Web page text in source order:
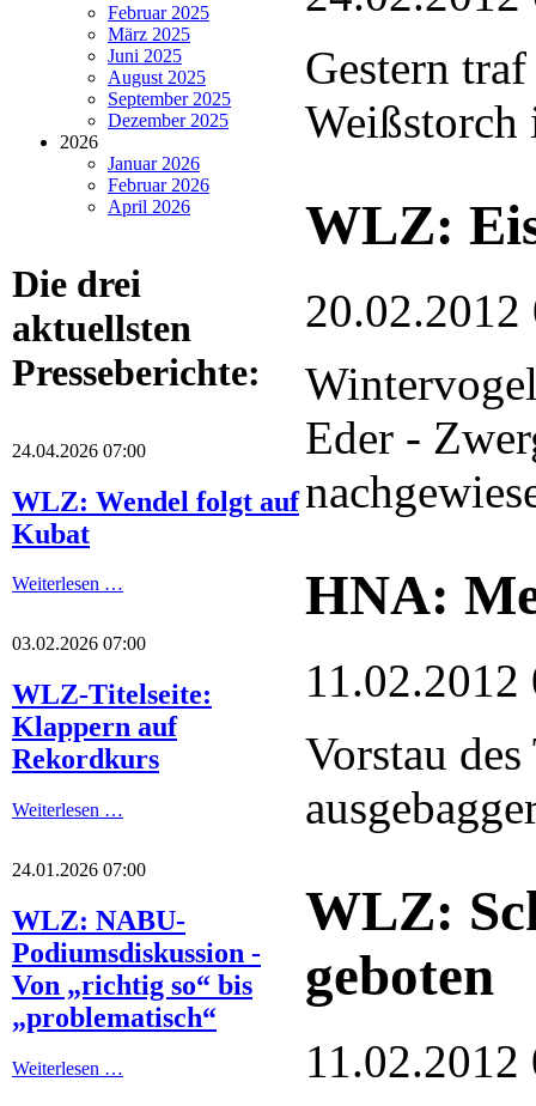
Februar 2025
März 2025
Juni 2025
August 2025
September 2025
Dezember 2025
2026
Januar 2026
Februar 2026
April 2026
Die drei
aktuellsten
Presseberichte:
24.04.2026 07:00
WLZ: Wendel folgt auf
Kubat
Weiterlesen …
03.02.2026 07:00
WLZ-Titelseite:
Klappern auf
Rekordkurs
Weiterlesen …
24.01.2026 07:00
WLZ: NABU-
Podiumsdiskussion -
Von „richtig so“ bis
„problematisch“
Weiterlesen …
Gestern
WLZ:
20.02.2012
Eder -
HNA:
11.02.2012
Vorstau
WLZ:
geboten
11.02.2012